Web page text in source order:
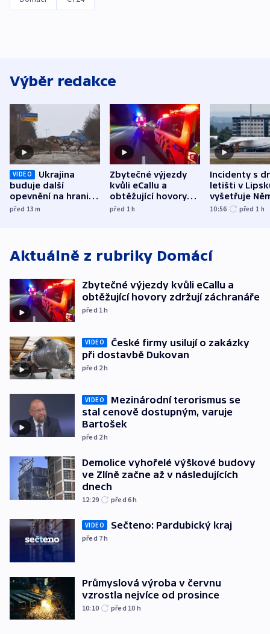
Výběr redakce
VIDEO
Ukrajina
buduje další
opevnění na hranici
s Běloruskem
před 13m
Zbytečné výjezdy
kvůli eCallu a
obtěžující hovory
zdržují záchranáře
před 1h
Incidenty s
letišti v
vyšetřuje
jako úmyslný
10:56 před 1 h
Aktuálně z rubriky Domácí
Zbytečné výjezdy kvůli eCallu a
obtěžující hovory zdržují záchranáře
před 1h
VIDEO
České firmy usilují o zakázky
při dostavbě Dukovan
před 2h
VIDEO
Mezinárodní terorismus se
stal cenově dostupným, varuje
Bartošek
před 2h
Demolice vyhořelé výškové budovy
ve Zlíně začne až v následujících
dnech
12:29 před 6h
VIDEO Sečteno: Pardubický kraj
před 7h
Průmyslová výroba v červnu
vzrostla nejvíce od prosince
10:10 před 10 h